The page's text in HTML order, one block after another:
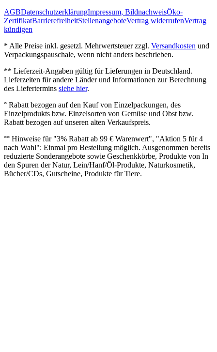
AGBDatenschutzerklärungImpressum, BildnachweisÖko‐
ZertifikatBarrierefreiheitStellenangeboteVertrag widerrufenVertrag
kündigen
* Alle Preise inkl. gesetzl. Mehrwertsteuer zzgl. Versandkosten und
Verpackungspauschale, wenn nicht anders beschrieben.
** Lieferzeit‐Angaben gültig für Lieferungen in Deutschland.
Lieferzeiten für andere Länder und Informationen zur Berechnung
des Liefertermins siehe hier.
° Rabatt bezogen auf den Kauf von Einzelpackungen, des
Einzelprodukts bzw. Einzelsorten von Gemüse und Obst bzw.
Rabatt bezogen auf unseren alten Verkaufspreis.
°° Hinweise für "3% Rabatt ab 99 € Warenwert", "Aktion 5 für 4
nach Wahl": Einmal pro Bestellung möglich. Ausgenommen bereits
reduzierte Sonderangebote sowie Geschenkkörbe, Produkte von In
den Spuren der Natur, Lein/Hanf/Öl-Produkte, Naturkosmetik,
Bücher/CDs, Gutscheine, Produkte für Tiere.